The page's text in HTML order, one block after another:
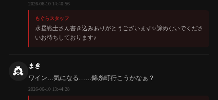
2026-06-10 14:40:56
もぐらスタッフ
水昼戦士さん書き込みありがとうございます✨️諦めないでくださ
いお待ちしております♪
👸
まき
ワイン…気になる……錦糸町行こうかなぁ？
2026-06-10 13:44:28